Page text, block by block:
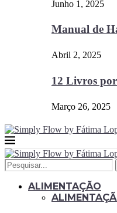
Junho 1, 2025
Manual de
Abril 2, 2025
12 Livros
Março 26, 2025
ALIMENTAÇÃO